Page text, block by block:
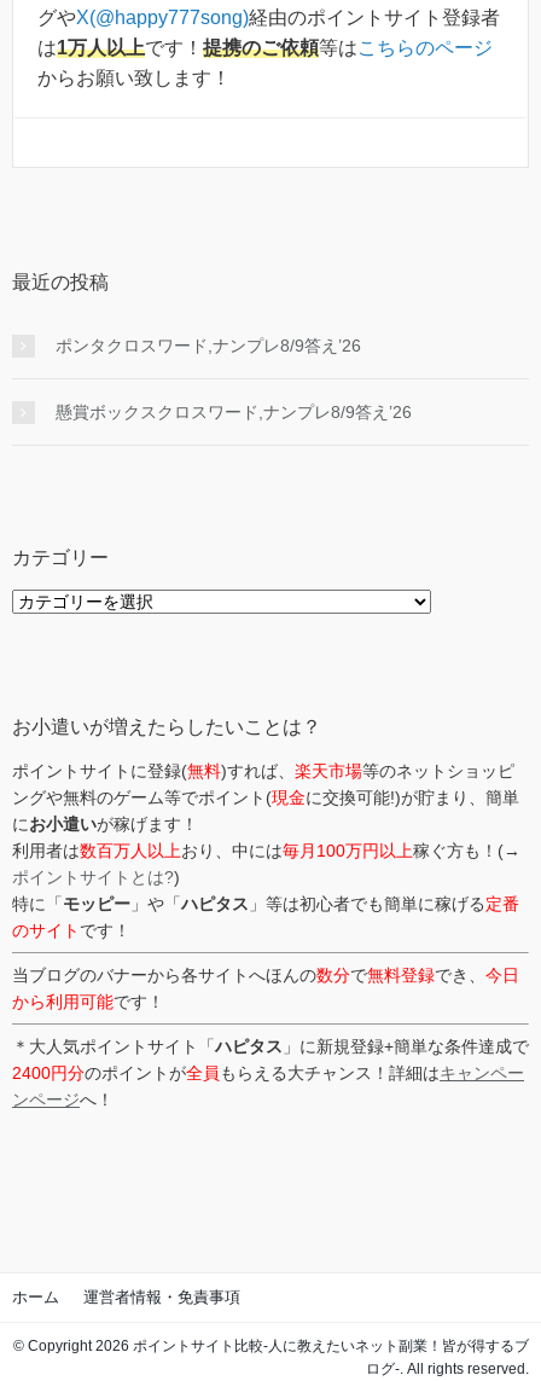
グやX(@happy777song)経由のポイントサイト登録者
は1万人以上です！ 提携のご依頼等はこちらのページ
からお願い致します！
最近の投稿
ポンタクロスワード,ナンプレ8/9答え’26
懸賞ボックスクロスワード,ナンプレ8/9答え’26
カテゴリー
カ
お小遣いが増えたらしたいことは？
ポイントサイトに登録(無料)すれば、 楽天市場等のネットショッピ
ングや無料のゲーム等でポイント(現金に交換可能!)が貯まり、簡単
にお小遣いが稼げます！
利用者は数百万人以上おり、中には毎月100万円以上稼ぐ方も！(→
ポイントサイトとは?)
特に「モッピー 」や「ハピタス 」等は初心者でも簡単に稼げる定番
のサイト です！
当ブログのバナーから各サイトへほんの数分で無料登録でき、 今日
から利用可能です！
＊大人気ポイントサイト「ハピタス 」に新規登録+簡単な条件達成で
2400円分のポイントが全員 もらえる大チャンス！詳細はキャンペー
ンページへ！
ホーム 運営者情報・免責事項
© Copyright 2026 ポイントサイト比較-人に教えたいネット副業！皆が得するブ
ログ-. All rights reserved.